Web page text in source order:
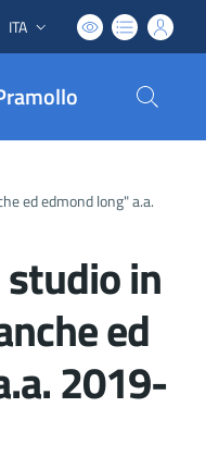
Lingua attiva:
ITA
ed edmond long" a.a.
in
ed
2019-